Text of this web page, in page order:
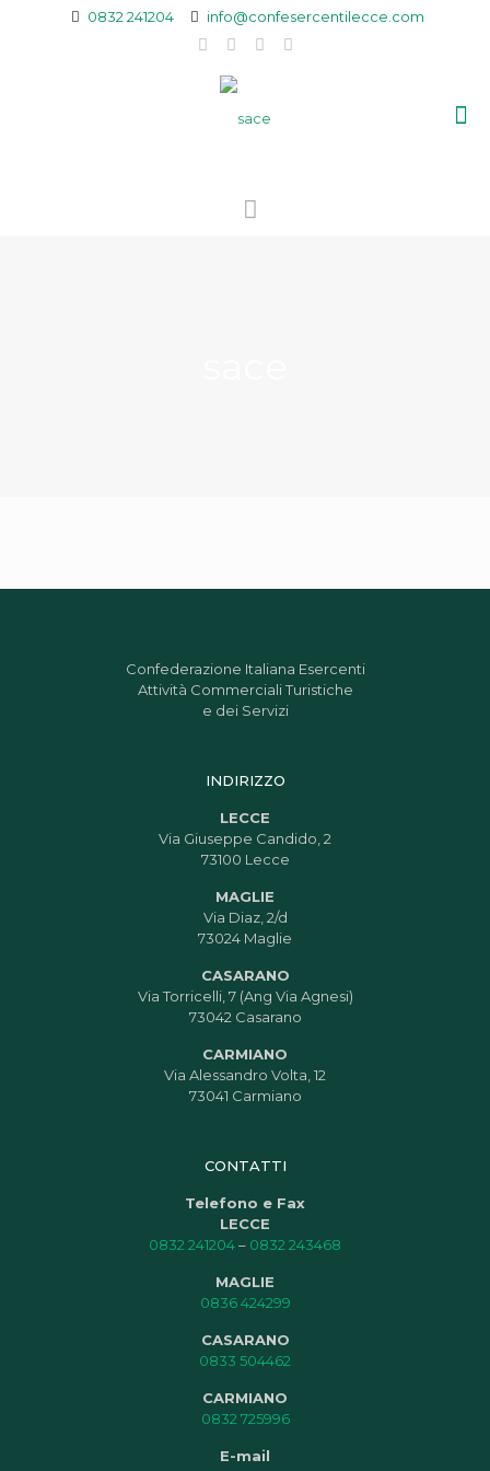
0832 241204 info@confesercentilecce.com
Confederazione Italiana Esercenti
Attività Commerciali Turistiche
e dei Servizi
INDIRIZZO
LECCE
Via Giuseppe Candido, 2
73100 Lecce
MAGLIE
Via Diaz, 2/d
73024 Maglie
CASARANO
Via Torricelli, 7 (Ang Via Agnesi)
73042 Casarano
CARMIANO
Via Alessandro Volta, 12
73041 Carmiano
CONTATTI
Telefono e Fax
LECCE
0832 241204– 0832 243468
MAGLIE
0836 424299
CASARANO
0833 504462
CARMIANO
0832 725996
E-mail